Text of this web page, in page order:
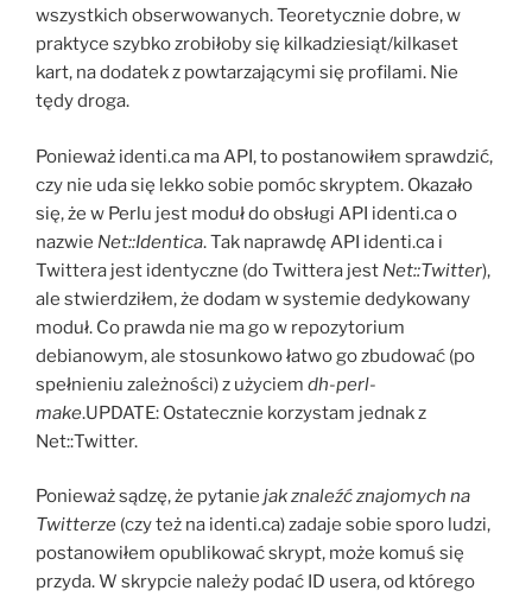
wszystkich obserwowanych. Teoretycznie dobre, w
praktyce szybko zrobiłoby się kilkadziesiąt/kilkaset
kart, na dodatek z powtarzającymi się profilami. Nie
tędy droga.
Ponieważ identi.ca ma API, to postanowiłem sprawdzić,
czy nie uda się lekko sobie pomóc skryptem. Okazało
się, że w Perlu jest moduł do obsługi API identi.ca o
nazwie Net::Identica. Tak naprawdę API identi.ca i
Twittera jest identyczne (do Twittera jest Net::Twitter),
ale stwierdziłem, że dodam w systemie dedykowany
moduł. Co prawda nie ma go w repozytorium
debianowym, ale stosunkowo łatwo go zbudować (po
spełnieniu zależności) z użyciem dh-perl-
make.UPDATE: Ostatecznie korzystam jednak z
Net::Twitter.
Ponieważ sądzę, że pytanie jak znaleźć znajomych na
Twitterze (czy też na identi.ca) zadaje sobie sporo ludzi,
postanowiłem opublikować skrypt, może komuś się
przyda. W skrypcie należy podać ID usera, od którego